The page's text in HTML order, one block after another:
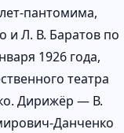
пантомима,
и Л. В. Баратов по
1926 года,
театра
Дирижёр — В.
Данченко